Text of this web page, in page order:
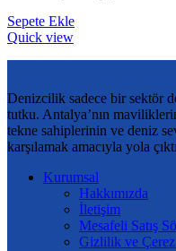
Sepete Ekle
Quick view
Denizcilik sadece bir sektör
tutku. Antalya’nın
tekne sahiplerinin ve deniz
karşılamak amacıyla yola
Kurumsal
Hakkımızda
İletişim
Mesafeli Satış
Gizlilik ve Çerez